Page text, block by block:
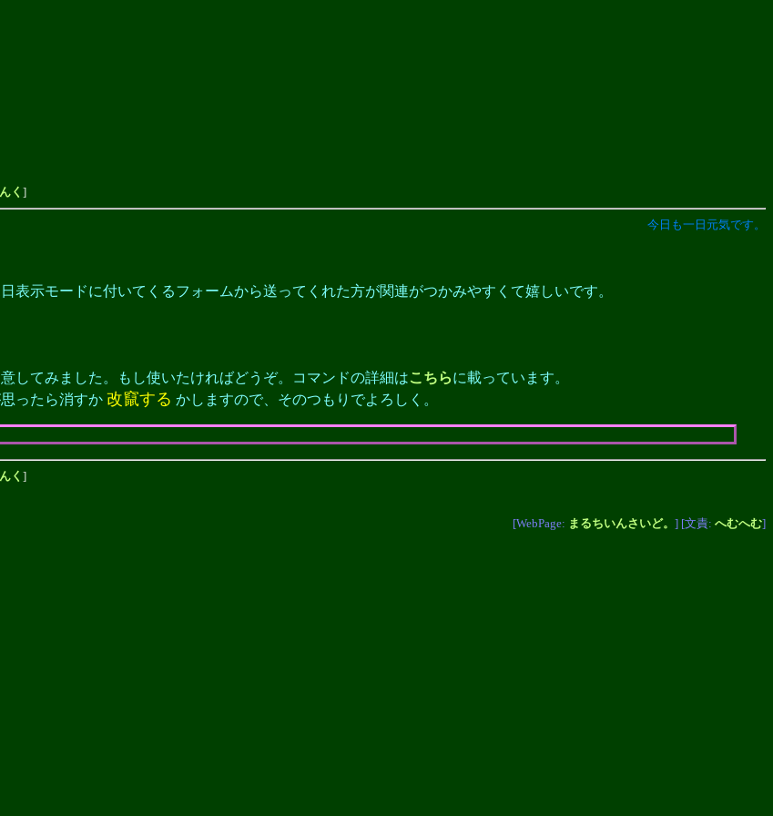
く ]
今日も一日元気です。
表示モードに付いてくるフォームから送ってくれた方が関連がつかみやすくて嬉しいです。
してみました。もし使いたければどうぞ。コマンドの詳細はこちらに載っています。
ったら消すか 改竄する かしますので、そのつもりでよろしく。
く ]
[WebPage: まるちいんさいど。 ] [文責: へむへむ]